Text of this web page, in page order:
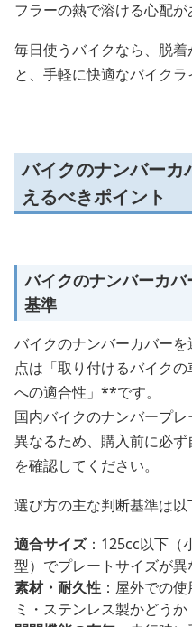
フラーの熱で溶ける心配が
毎日使うバイクなら、脱
と、手軽に快適なバイクラ
バイクのナンバーカ
えるべきポイント
バイクのナンバーカ
基準
バイクのナンバーカバー
点は「取り付けるバイク
への適合性」**です。
国内バイクのナンバープ
異なるため、購入前に必
を確認してください。
選び方の主な判断基準は以
適合サイズ：125cc以下（
型）でプレートサイズが異
素材・耐久性 ：屋外での
ミ・ステンレス製かどうか